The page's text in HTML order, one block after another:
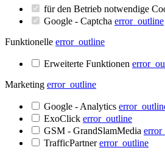
für den Betrieb notwendige
Google - Captcha error_outline
Funktionelle error_outline
Erweiterte Funktionen
Marketing error_outline
Google - Analytics
ExoClick error_outline
GSM - GrandSlamMedia
TrafficPartnererror_outline